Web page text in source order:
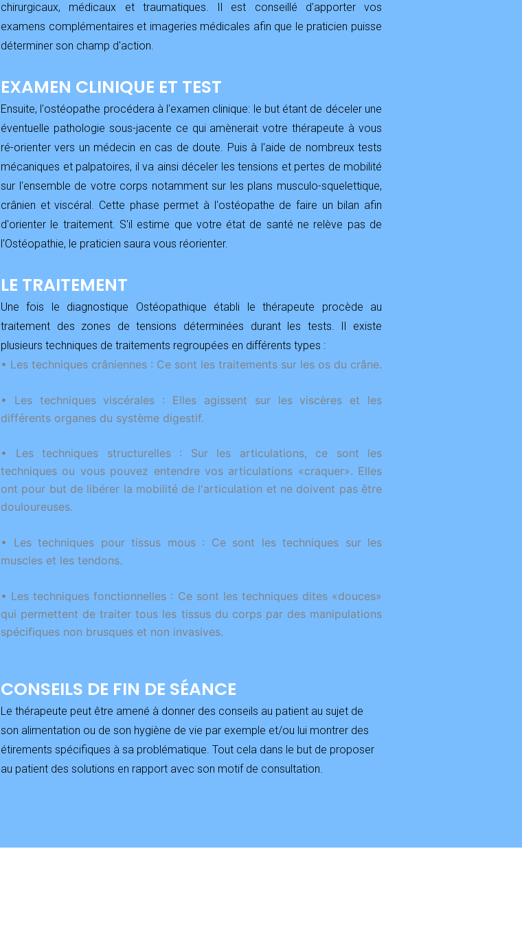
chirurgicaux, médicaux et traumatiques. Il est conseillé d'apporter vos
examens complémentaires et imageries médicales afin que le praticien puisse
déterminer son champ d'action.
EXAMEN CLINIQUE ET TEST
Ensuite, l'ostéopathe procédera à l'examen clinique: le but étant de déceler une
éventuelle pathologie sous-jacente ce qui amènerait votre thérapeute à vous
ré-orienter vers un médecin en cas de doute. Puis à l'aide de nombreux tests
mécaniques et palpatoires, il va ainsi déceler les tensions et pertes de mobilité
sur l'ensemble de votre corps notamment sur les plans musculo-squelettique,
crânien et viscéral. Cette phase permet à l'ostéopathe de faire un bilan afin
d'orienter le traitement. S'il estime que votre état de santé ne relève pas de
l'Ostéopathie, le praticien saura vous réorienter.
LE TRAITEMENT
Une fois le diagnostique Ostéopathique établi le thérapeute procède au
traitement des zones de tensions déterminées durant les tests. Il existe
plusieurs techniques de traitements regroupées en différents types :
• Les techniques crâniennes : Ce sont les traitements sur les os du crâne.
• Les techniques viscérales : Elles agissent sur les viscères et les
différents organes du système digestif.
• Les techniques structurelles : Sur les articulations, ce sont les
techniques ou vous pouvez entendre vos articulations «craquer». Elles
ont pour but de libérer la mobilité de l'articulation et ne doivent pas être
douloureuses.
• Les techniques pour tissus mous : Ce sont les techniques sur les
muscles et les tendons.
• Les techniques fonctionnelles : Ce sont les techniques dites «douces»
qui permettent de traiter tous les tissus du corps par des manipulations
spécifiques non brusques et non invasives.
CONSEILS DE FIN DE SÉANCE
Le thérapeute peut être amené à donner des conseils au patient au sujet de
son alimentation ou de son hygiène de vie par exemple et/ou lui montrer des
étirements spécifiques à sa problématique. Tout cela dans le but de proposer
au patient des solutions en rapport avec son motif de consultation.